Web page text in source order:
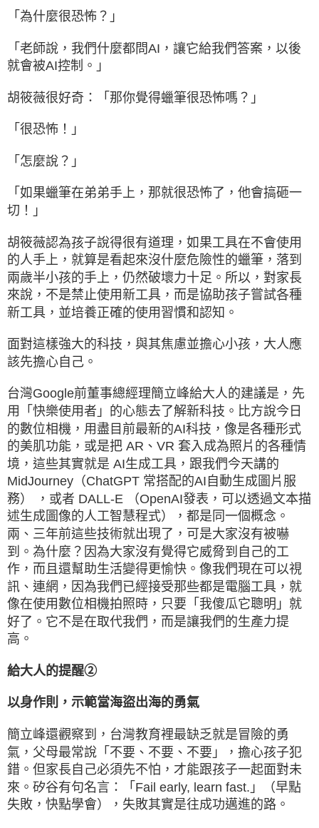
「為什麼很恐怖？」
「老師說，我們什麼都問AI，讓它給我們答案，以後
就會被AI控制。」
胡筱薇很好奇：「那你覺得蠟筆很恐怖嗎？」
「很恐怖！」
「怎麼說？」
「如果蠟筆在弟弟手上，那就很恐怖了，他會搞砸一
切！」
胡筱薇認為孩子說得很有道理，如果工具在不會使用
的人手上，就算是看起來沒什麼危險性的蠟筆，落到
兩歲半小孩的手上，仍然破壞力十足。所以，對家長
來說，不是禁止使用新工具，而是協助孩子嘗試各種
新工具，並培養正確的使用習慣和認知。
面對這樣強大的科技，與其焦慮並擔心小孩，大人應
該先擔心自己。
台灣Google前董事總經理簡立峰給大人的建議是，先
用「快樂使用者」的心態去了解新科技。比方說今日
的數位相機，用盡目前最新的AI科技，像是各種形式
的美肌功能，或是把 AR、VR 套入成為照片的各種情
境，這些其實就是 AI生成工具，跟我們今天講的
MidJourney（ChatGPT 常搭配的AI自動生成圖片服
務） ，或者 DALL-E （OpenAI發表，可以透過文本描
述生成圖像的人工智慧程式），都是同一個概念。
兩、三年前這些技術就出現了，可是大家沒有被嚇
到。為什麼？因為大家沒有覺得它威脅到自己的工
作，而且還幫助生活變得更愉快。像我們現在可以視
訊、連網，因為我們已經接受那些都是電腦工具，就
像在使用數位相機拍照時，只要「我傻瓜它聰明」就
好了。它不是在取代我們，而是讓我們的生產力提
高。
給大人的提醒②
以身作則，示範當海盜出海的勇氣
簡立峰還觀察到，台灣教育裡最缺乏就是冒險的勇
氣，父母最常說「不要、不要、不要」，擔心孩子犯
錯。但家長自己必須先不怕，才能跟孩子一起面對未
來。矽谷有句名言：「Fail early, learn fast.」（早點
失敗，快點學會），失敗其實是往成功邁進的路。